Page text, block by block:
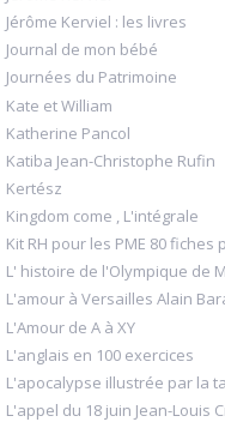
Jérôme Kerviel : les livres
Journal de mon bébé
Journées du Patrimoine
Kate et William
Katherine Pancol
Katiba Jean-Christophe Rufin
Kertész
Kingdom come , L'intégrale
Kit RH pour les PME 80 fiches
L' histoire de l'Olympique de
L'amour à Versailles Alain
L'Amour de A à XY
L'anglais en 100 exercices
L'apocalypse illustrée par la
L'appel du 18 juin Jean-Louis